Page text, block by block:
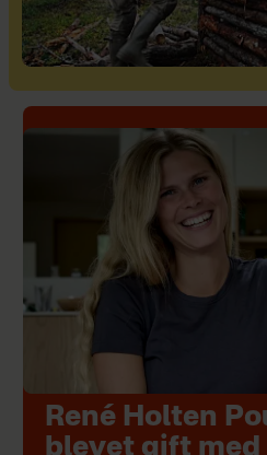
René Holten
blevet gift